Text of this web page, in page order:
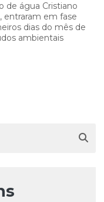
de água Cristiano
entraram em fase
dias do mês de
ambientais